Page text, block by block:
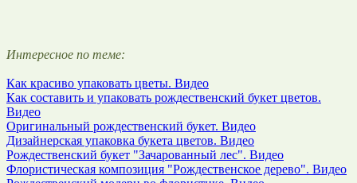
Интересное по теме:
Как красиво упаковать цветы. Видео
Как составить и упаковать рождественский букет цветов.
Видео
Оригинальный рождественский букет. Видео
Дизайнерская упаковка букета цветов. Видео
Рождественский букет "Зачарованный лес". Видео
Флористическая композиция "Рождественское дерево". Видео